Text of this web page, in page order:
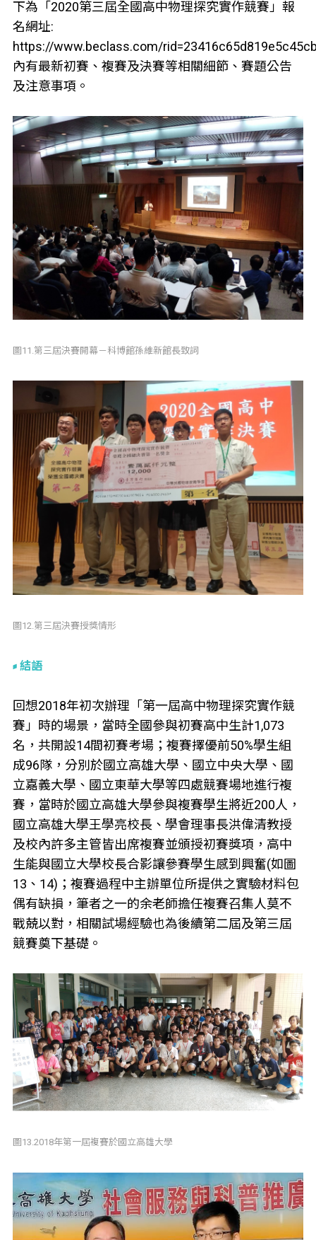
下為「2020第三屆全國高中物理探究實作競賽」報
名網址:
https://www.beclass.com/
內有最新初賽、複賽及決賽等相關細節、賽題公告
及注意事項。
圖11.第三屆決賽開幕－科博館孫維新館長致詞
圖12.第三屆決賽授獎情形
結語
回想2018年初次辦理「第一屆高中物理探究實作競
賽」時的場景，當時全國參與初賽高中生計1,073
名，共開設14間初賽考場；複賽擇優前50%學生組
成96隊，分別於國立高雄大學、國立中央大學、國
立嘉義大學、國立東華大學等四處競賽場地進行複
賽，當時於國立高雄大學參與複賽學生將近200人，
國立高雄大學王學亮校長、學會理事長洪偉清教授
及校內許多主管皆出席複賽並頒授初賽獎項，高中
生能與國立大學校長合影讓參賽學生感到興奮(如圖
13、14)；複賽過程中主辦單位所提供之實驗材料包
偶有缺損，筆者之一的余老師擔任複賽召集人莫不
戰兢以對，相關試場經驗也為後續第二屆及第三屆
競賽奠下基礎。
圖13.2018年第一屆複賽於國立高雄大學